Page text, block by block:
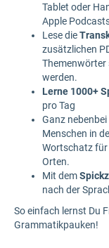
Tablet oder
Apple
Lese die
zusätzlichen
Themenwörter
werden.
Lerne 1000+
pro Tag
Ganz
Menschen in
Wortschatz für
Orten.
Mit dem
nach der
So einfach lernst Du
Grammatikpauken!